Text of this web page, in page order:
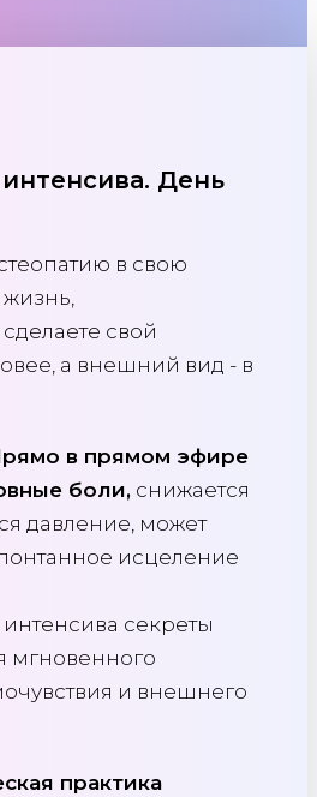
День
в свою
свой
а внешний вид - в
в прямом эфире
боли, снижается
давление, может
исцеление
секреты
мгновенного
и внешнего
практика